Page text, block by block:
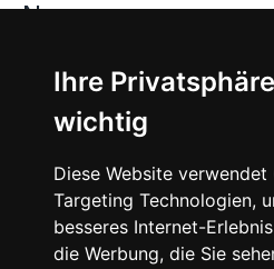
Ihre
wichtig
Diese Website verwendet
Targeting Technologien,
besseres Internet-
die Werbung, die Sie
News
About
Instagram
Facebook